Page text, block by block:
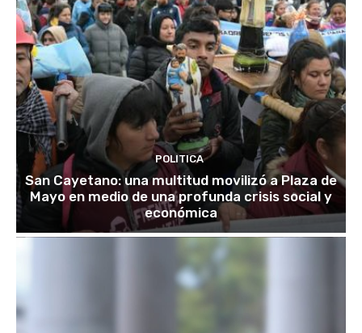
POLITICA
San Cayetano: una multitud movilizó a Plaza de
Mayo en medio de una profunda crisis social y
económica